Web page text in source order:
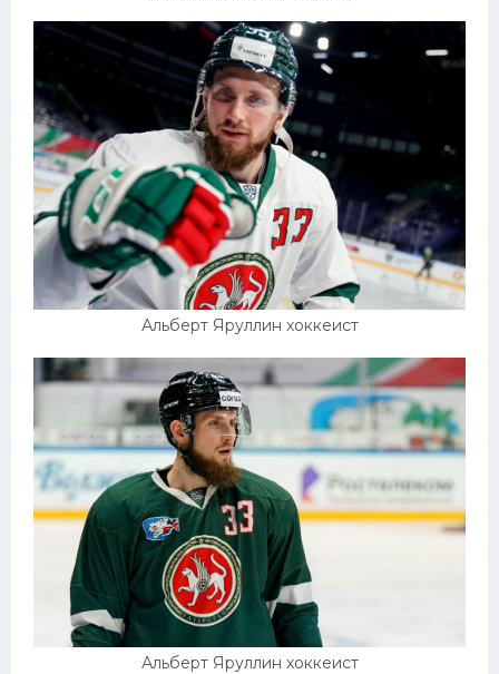
Альберт Яруллин хоккеист
Альберт Яруллин хоккеист